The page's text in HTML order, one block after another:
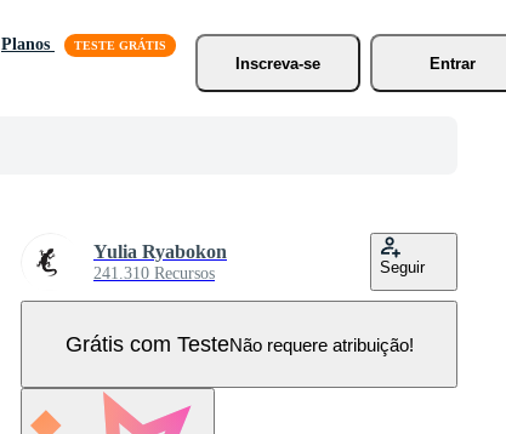
Planos
Inscreva-se
Entrar
Yulia Ryabokon
241.310 Recursos Seguir
Grátis com TesteNão requere atribuição!